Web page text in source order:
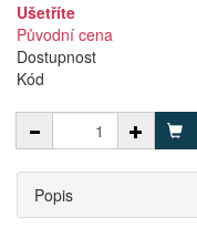
Ušetříte
Původní cena
Dostupnost
Kód
Popis